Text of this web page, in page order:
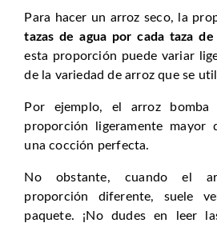
Para hacer un arroz seco, la
tazas de agua por cada taza de
esta proporción puede variar
de la variedad de arroz que se
Por ejemplo, el arroz bomba
proporción ligeramente mayor
una cocción perfecta.
No obstante, cuando el
proporción diferente, suele
paquete. ¡No dudes en leer